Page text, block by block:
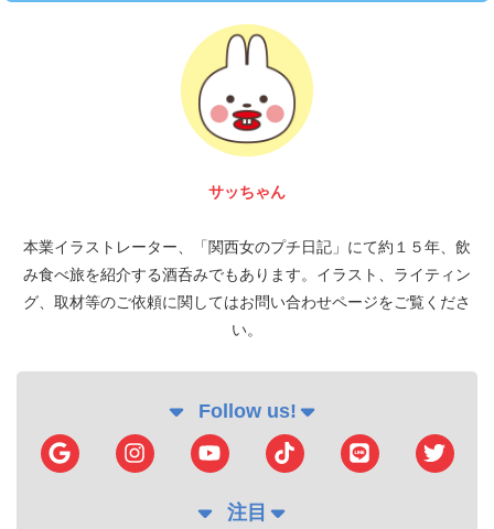
富 圭愛
本業イラストレーター、「関西女のプチ日記」にて約１５年、飲
み食べ旅を紹介する酒呑みでもあります。イラスト、ライティン
グ、取材等のご依頼に関してはお問い合わせページをご覧くださ
い。
Follow us!
注目